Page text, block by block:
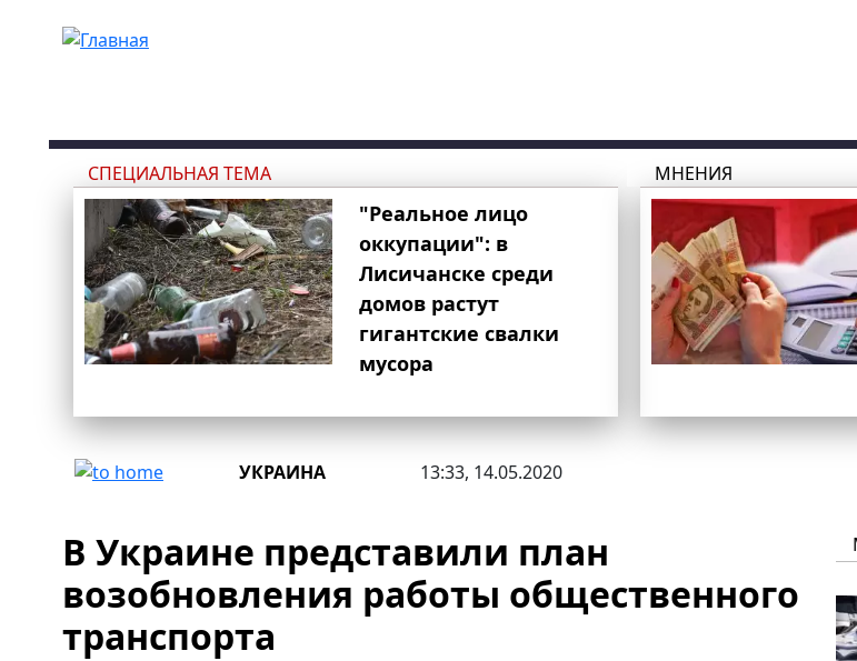
СПЕЦИАЛЬНАЯ ТЕМА
"Реальное лицо
оккупации": в
Лисичанске среди
домов растут
гигантские свалки
мусора
МНЕНИЯ
УКРАИНА 13:33, 14.05.2020
В Украине представили план
возобновления работы общественного
транспорта